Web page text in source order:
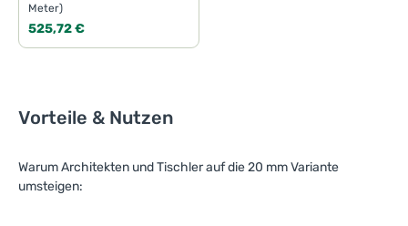
Meter)
Regulärer Preis:
525,72 €
Vorteile & Nutzen
Warum Architekten und Tischler auf die 20 mm Variante
umsteigen: